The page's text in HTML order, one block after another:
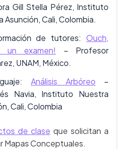
Gill Stella Pérez, Instituto
Asunción, Cali, Colombia.
de tutores: Ouch,
examen!
– Profesor
UNAM, México.
Análisis Arbóreo –
Navia, Instituto Nuestra
Cali, Colombia
de clase que solicitan a
Mapas Conceptuales.